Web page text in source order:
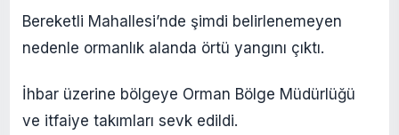
Bereketli Mahallesi’nde şimdi belirlenemeyen
nedenle ormanlık alanda örtü yangını çıktı.
İhbar üzerine bölgeye Orman Bölge Müdürlüğü
ve itfaiye takımları sevk edildi.